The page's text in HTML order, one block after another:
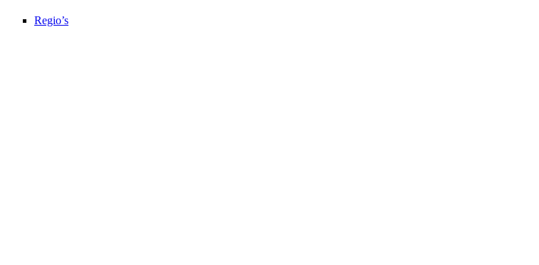
Regio’s